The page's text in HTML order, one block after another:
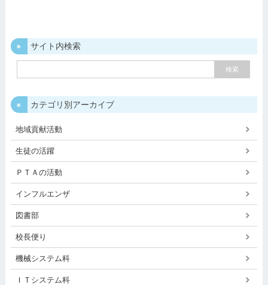
サイト内検索
カテゴリ別アーカイブ
地域貢献活動
生徒の活躍
ＰＴＡの活動
インフルエンザ
図書部
校長便り
機械システム科
ＩＴシステム科